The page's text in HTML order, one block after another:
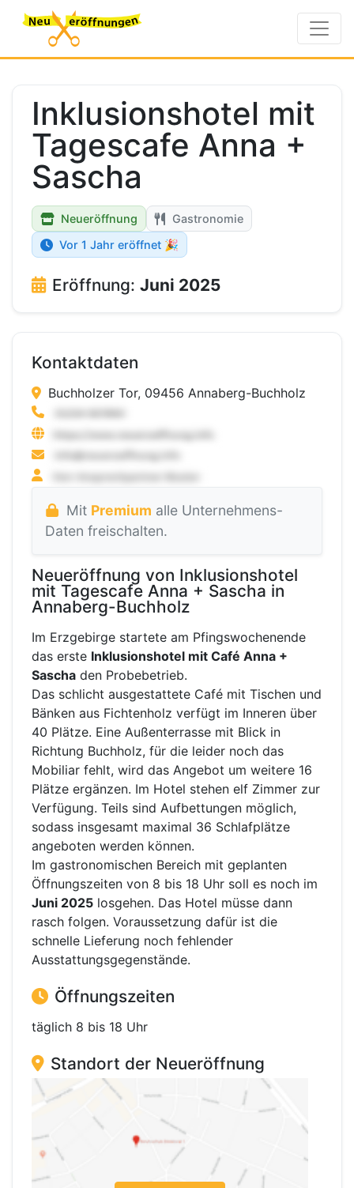
Inklusionshotel mit
Tagescafe Anna +
Sascha
Neueröffnung
Gastronomie
Vor 1 Jahr eröffnet 🎉
Eröffnung: Juni 2025
Kontaktdaten
Buchholzer Tor, 09456 Annaberg-Buchholz
Mit Premium alle Unternehmens-
Daten freischalten.
Neueröffnung von Inklusionshotel
mit Tagescafe Anna + Sascha in
Annaberg-Buchholz
Im Erzgebirge startete am Pfingswochenende
das erste Inklusionshotel mit Café Anna +
Sascha den Probebetrieb.
Das schlicht ausgestattete Café mit Tischen und
Bänken aus Fichtenholz verfügt im Inneren über
40 Plätze. Eine Außenterrasse mit Blick in
Richtung Buchholz, für die leider noch das
Mobiliar fehlt, wird das Angebot um weitere 16
Plätze ergänzen. Im Hotel stehen elf Zimmer zur
Verfügung. Teils sind Aufbettungen möglich,
sodass insgesamt maximal 36 Schlafplätze
angeboten werden können.
Im gastronomischen Bereich mit geplanten
Öffnungszeiten von 8 bis 18 Uhr soll es noch im
Juni 2025 losgehen. Das Hotel müsse dann
rasch folgen. Voraussetzung dafür ist die
schnelle Lieferung noch fehlender
Ausstattungsgegenstände.
Öffnungszeiten
täglich 8 bis 18 Uhr
Standort der Neueröffnung